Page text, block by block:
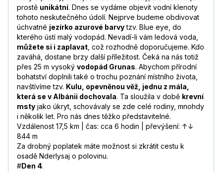
prostě unikátní. Dnes se vydáme objevit vodní klenoty
tohoto neskutečného údolí. Nejprve budeme obdivovat
úchvatné jezírko azurové barvytzv. Blue eye, do
kterého ústí malý vodopád. Nevadí-li vám ledová voda,
můžete si i zaplavat , což rozhodně doporučujeme. Kdo
zaváhá, dostane brzy další příležitost. Čeká na nás totiž
přes 25 m vysoký vodopád Grunas. Abychom přírodní
bohatství doplnili také o trochu poznání místního života,
navštívíme tzv. Kulu, opevněnou věž, jednu z mála,
která se v Albánii dochovala. Ta sloužila v době krevní
msty jako úkryt, schovávaly se zde celé rodiny, mnohdy
i několik let. Pro nás dnes těžko představitelné.
Vzdálenost 17,5 km | čas: cca 6 hodin | převýšení: ↑↓
844 m
Za drobný poplatek máte možnost si zkrátit cestu k
osadě Nderlysaj o polovinu.
#Den 4.